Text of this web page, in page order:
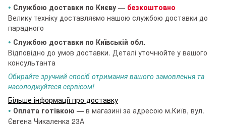
• Службою доставки по Києву — безкоштовно
Велику техніку доставляємо нашою службою доставки до
парадного
• Службою доставки по Київській обл.
Відповідно до умов доставки. Деталі уточнюйте у вашого
консультанта
Обирайте зручний спосіб отримання вашого замовлення та
насолоджуйтеся сервісом!
Більше інформації про доставку
• Оплата готівкою — в магазині за адресою м.Київ, вул.
Євгена Чикаленка 23А